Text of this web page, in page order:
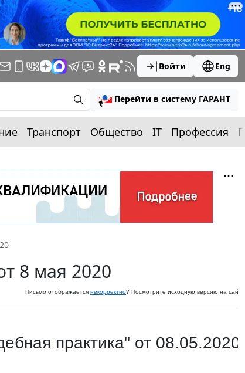
Войти Eng
Перейти в систему ГАРАНТ
Транспорт Общество IT Профессия
8 мая 2020
Письмо отображается некорректно? Посмотрите исходную версию на
практика" от 08.05.2020